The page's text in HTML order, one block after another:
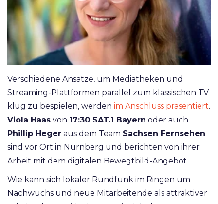
Verschiedene Ansätze, um Mediatheken und
Streaming-Plattformen parallel zum klassischen TV
klug zu bespielen, werden im Anschluss präsentiert.
Viola Haas von 17:30 SAT.1 Bayern oder auch
Phillip Heger aus dem Team Sachsen Fernsehen
sind vor Ort in Nürnberg und berichten von ihrer
Arbeit mit dem digitalen Bewegtbild-Angebot.
Wie kann sich lokaler Rundfunk im Ringen um
Nachwuchs und neue Mitarbeitende als attraktiver